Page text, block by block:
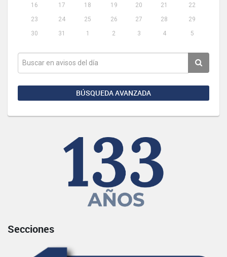
16
17 18 19 20 21
22
23
24 25 26 27 28
29
30
31 1 2 3 4 5
BÚSQUEDA AVANZADA
Secciones